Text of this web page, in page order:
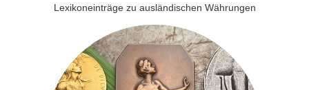
Lexikoneinträge zu ausländischen Währungen